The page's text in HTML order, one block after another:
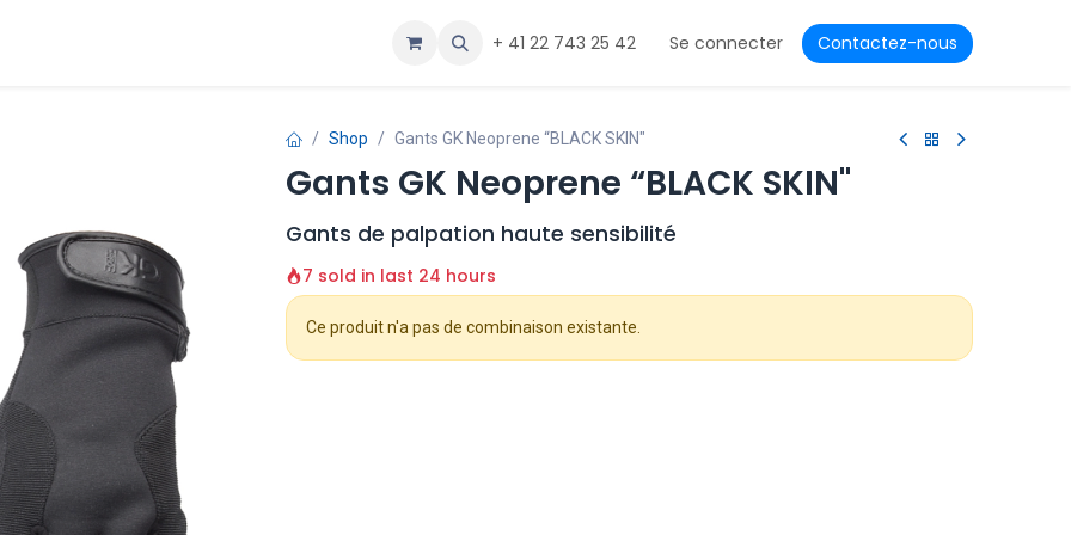
+ 41 22 743 25 42 Se connecter Contactez-nous
Shop Gants GK Neoprene “BLACK SKIN"
Gants GK Neoprene “BLACK SKIN"
Gants de palpation haute sensibilité
7 sold in last 24 hours
Ce produit n'a pas de combinaison existante.